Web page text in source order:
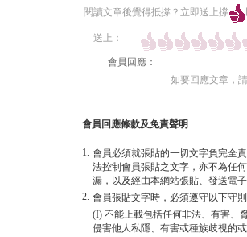
閱讀文章後覺得抵撐？立即送上撐
送上：
會員回應：
如要回應文章，
會員回應條款及免責聲明
1. 會員必須就張貼的一切文字負完全
法控制會員張貼之文字，亦不為任
漏，以及經由本網站張貼、發送電
2. 會員張貼文字時，必須遵守以下守
(I) 不能上載包括任何非法、有害、
侵害他人私隱、有害或種族歧視的